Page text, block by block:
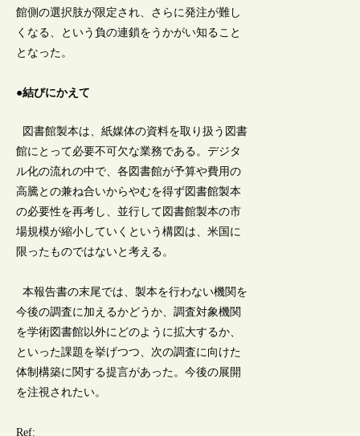
館側の選択肢が限定され、さらに発注が難し
くなる、という負の連鎖をうかがい知ること
となった。
●結びにかえて
図書館製本は、紙媒体の資料を取り扱う図書
館にとって必要不可欠な業務である。デジタ
ル化の流れの中で、各図書館が予算や費用の
高騰との兼ね合いからやむを得ず図書館製本
の必要性を再考し、並行して図書館製本の市
場規模が縮小していくという構図は、米国に
限ったものではないと考える。
本報告書の末尾では、製本を行わない機関を
今後の調査に加えるかどうか、調査対象機関
を学術図書館以外にどのように拡大するか、
といった課題を挙げつつ、次の調査に向けた
体制構築に関する提言があった。今後の展開
を注視されたい。
Ref: